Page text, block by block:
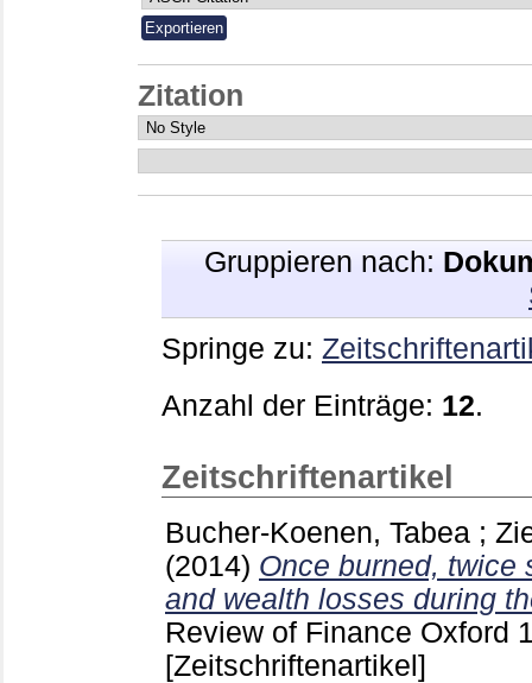
Zitation
Gruppieren nach:
Springe zu:
Anzahl der Einträge: 12.
Zeitschriftenartikel
Bucher-Koenen, Tabea ;
(2014) Once burned, twice
and wealth losses during
Review of Finance Oxford
[Zeitschriftenartikel]